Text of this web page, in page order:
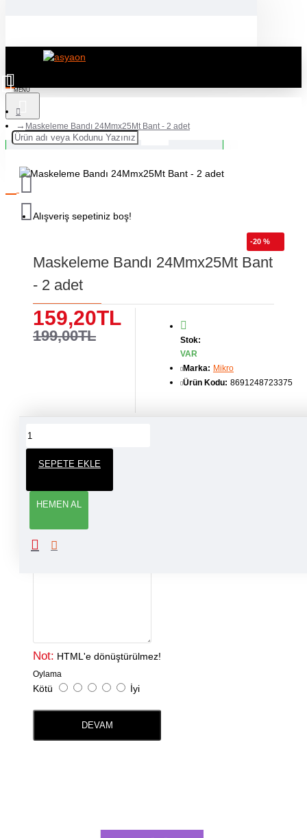
Alışveriş sepetiniz boş!
Maskeleme Bandı 24Mmx25Mt Bant - 2 adet
-20 %
Maskeleme Bandı 24Mmx25Mt Bant
- 2 adet
159,20TL
199,00TL
Stok:
VAR
Marka: Mikro
Ürün Kodu: 8691248723375
SEPETE EKLE
HEMEN AL
ÜRÜN YORUMLARI
Not: HTML'e dönüştürülmez!
Oylama
Kötü İyi
DEVAM